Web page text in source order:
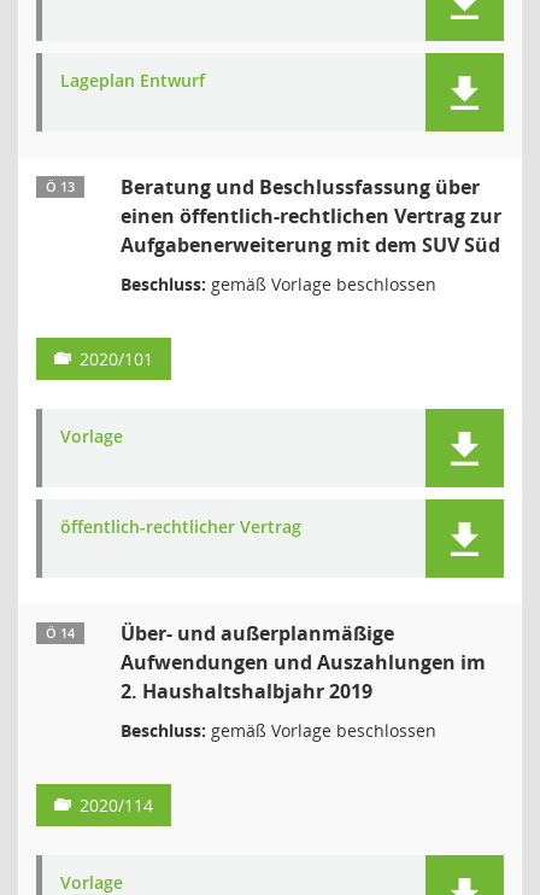
Lageplan Entwurf
Ö 13
Beratung und Beschlussfassung über
einen öffentlich-rechtlichen Vertrag zur
Aufgabenerweiterung mit dem SUV Süd
Beschluss: gemäß Vorlage beschlossen
2020/101
Vorlage
öffentlich-rechtlicher Vertrag
Ö 14
Über- und außerplanmäßige
Aufwendungen und Auszahlungen im
2. Haushaltshalbjahr 2019
Beschluss: gemäß Vorlage beschlossen
2020/114
Vorlage